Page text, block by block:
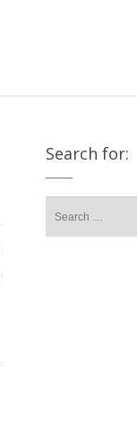
Search for: